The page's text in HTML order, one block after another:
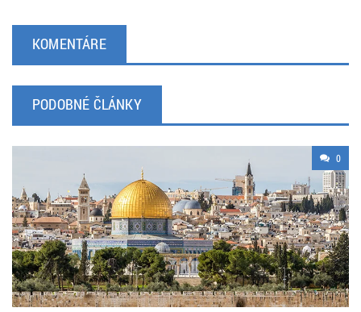
KOMENTÁRE
PODOBNÉ ČLÁNKY
0